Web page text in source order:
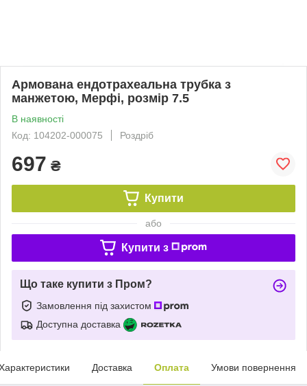
Армована ендотрахеальна трубка з
манжетою, Мерфі, розмір 7.5
В наявності
Код: 104202-000075
Роздріб
697 ₴
Купити
або
Купити з
Що таке купити з Пром?
Замовлення під захистом
Доступна доставка
Доставка Оплата Умови повернення